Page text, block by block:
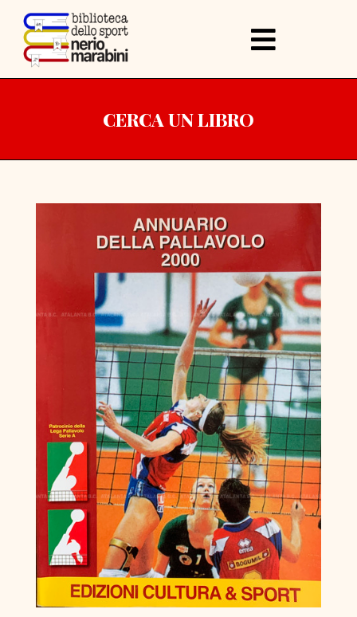
CERCA UN LIBRO